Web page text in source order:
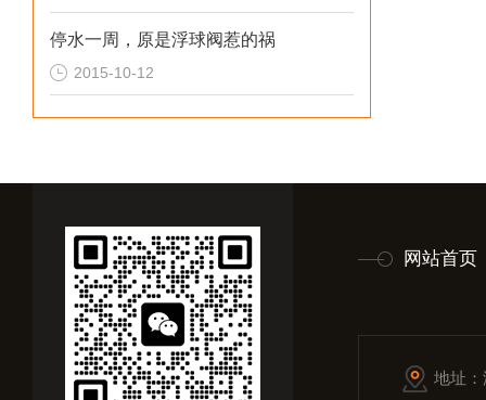
停水一周，原是浮球阀惹的祸
2015-10-12
网站首页
地址